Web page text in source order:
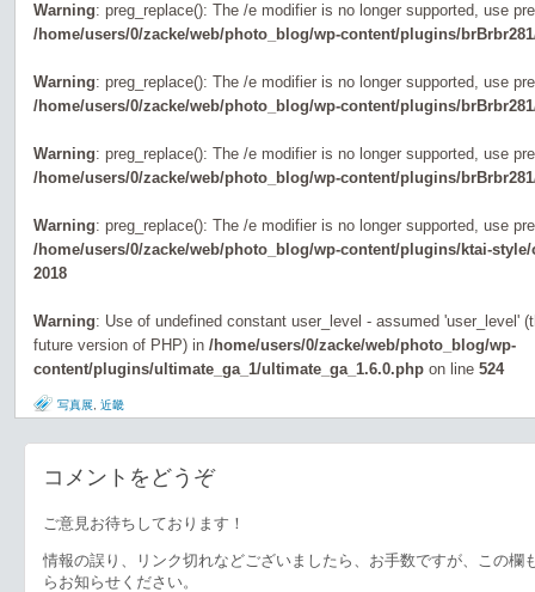
Warning: preg_replace(): The /e modifier is no longer supported, use
/home/users/0/zacke/web/photo_blog/wp-content/plugins/
Warning: preg_replace(): The /e modifier is no longer supported, use
/home/users/0/zacke/web/photo_blog/wp-content/plugins/
Warning: preg_replace(): The /e modifier is no longer supported, use
/home/users/0/zacke/web/photo_blog/wp-content/plugins/
Warning: preg_replace(): The /e modifier is no longer supported, use
/home/users/0/zacke/web/photo_blog/wp-content/plugins/ktai-
2018
Warning: Use of undefined constant user_level - assumed 'user_level'
future version of PHP) in /home/users/0/zacke/web/photo_blog/wp-
content/plugins/ultimate_ga_1/ultimate_ga_1.6.0.php on line 524
写真展 近畿
コメントをどうぞ
ご意見お待ちしております！
情報の誤り、リンク切れなどございましたら、お手数ですが、この欄
らお知らせください。